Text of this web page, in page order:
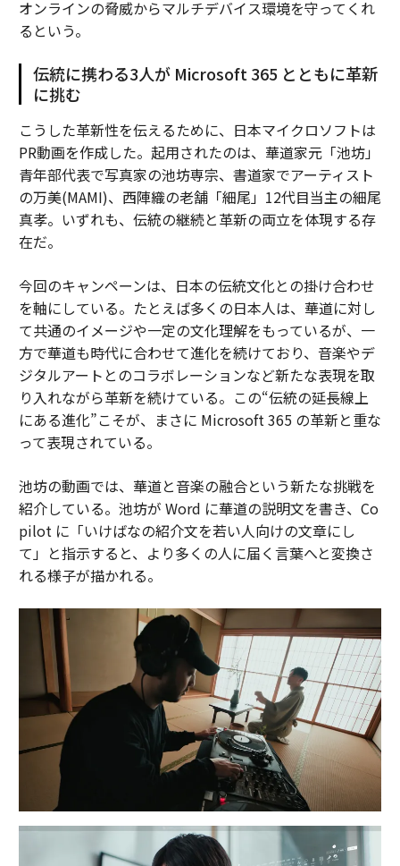
オンラインの脅威からマルチデバイス環境を守ってくれ
るという。
伝統に携わる3人が Microsoft 365 とともに革新
に挑む
こうした革新性を伝えるために、日本マイクロソフトは
PR動画を作成した。起用されたのは、華道家元「池坊」
青年部代表で写真家の池坊専宗、書道家でアーティスト
の万美(MAMI)、西陣織の老舗「細尾」12代目当主の細尾
真孝。いずれも、伝統の継続と革新の両立を体現する存
在だ。
今回のキャンペーンは、日本の伝統文化との掛け合わせ
を軸にしている。たとえば多くの日本人は、華道に対し
て共通のイメージや一定の文化理解をもっているが、一
方で華道も時代に合わせて進化を続けており、音楽やデ
ジタルアートとのコラボレーションなど新たな表現を取
り入れながら革新を続けている。この“伝統の延長線上
にある進化”こそが、まさに Microsoft 365 の革新と重な
って表現されている。
池坊の動画では、華道と音楽の融合という新たな挑戦を
紹介している。池坊が Word に華道の説明文を書き、Co
pilot に「いけばなの紹介文を若い人向けの文章にし
て」と指示すると、より多くの人に届く言葉へと変換さ
れる様子が描かれる。